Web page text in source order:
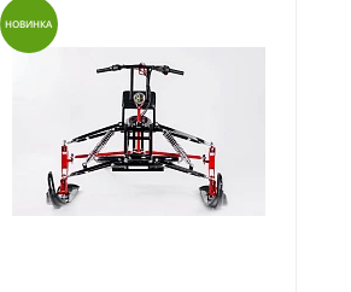
НОВИНКА